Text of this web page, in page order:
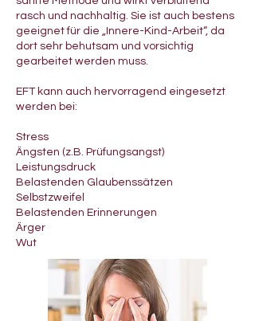
rasch und nachhaltig. Sie ist auch bestens
geeignet für die „Innere-Kind-Arbeit“, da
dort sehr behutsam und vorsichtig
gearbeitet werden muss.
EFT kann auch hervorragend eingesetzt
werden bei:
Stress
Ängsten (z.B. Prüfungsangst)
Leistungsdruck
Belastenden Glaubenssätzen
Selbstzweifel
Belastenden Erinnerungen
Ärger
Wut